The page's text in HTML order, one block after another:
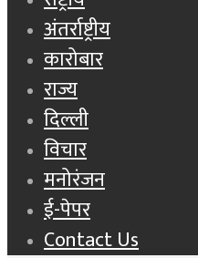
अंतर्राष्ट्रीय
कारोबार
राज्य
दिल्ली
विचार
मनोरंजन
ई-पेपर
Contact Us